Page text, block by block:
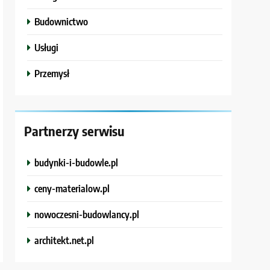
Budownictwo
Usługi
Przemysł
Partnerzy serwisu
budynki-i-budowle.pl
ceny-materialow.pl
nowoczesni-budowlancy.pl
architekt.net.pl